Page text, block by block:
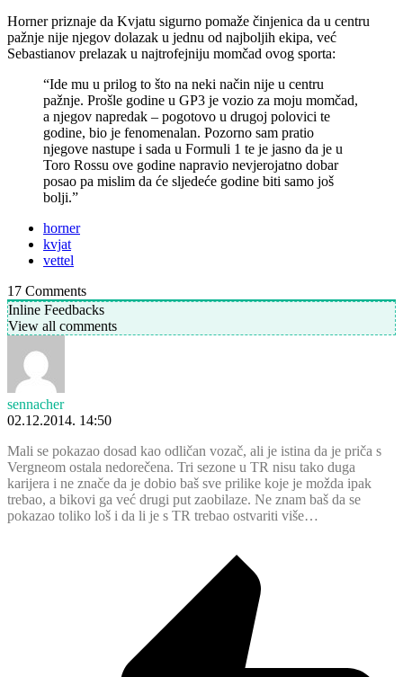
Horner priznaje da Kvjatu sigurno pomaže činjenica da u centru
pažnje nije njegov dolazak u jednu od najboljih ekipa, već
Sebastianov prelazak u najtrofejniju momčad ovog sporta:
“Ide mu u prilog to što na neki način nije u centru
pažnje. Prošle godine u GP3 je vozio za moju momčad,
a njegov napredak – pogotovo u drugoj polovici te
godine, bio je fenomenalan. Pozorno sam pratio
njegove nastupe i sada u Formuli 1 te je jasno da je u
Toro Rossu ove godine napravio nevjerojatno dobar
posao pa mislim da će sljedeće godine biti samo još
bolji.”
horner
kvjat
vettel
17 Comments
Inline Feedbacks
View all comments
sennacher
02.12.2014. 14:50
Mali se pokazao dosad kao odličan vozač, ali je istina da je priča s
Vergneom ostala nedorečena. Tri sezone u TR nisu tako duga
karijera i ne znače da je dobio baš sve prilike koje je možda ipak
trebao, a bikovi ga već drugi put zaobilaze. Ne znam baš da se
pokazao toliko loš i da li je s TR trebao ostvariti više…